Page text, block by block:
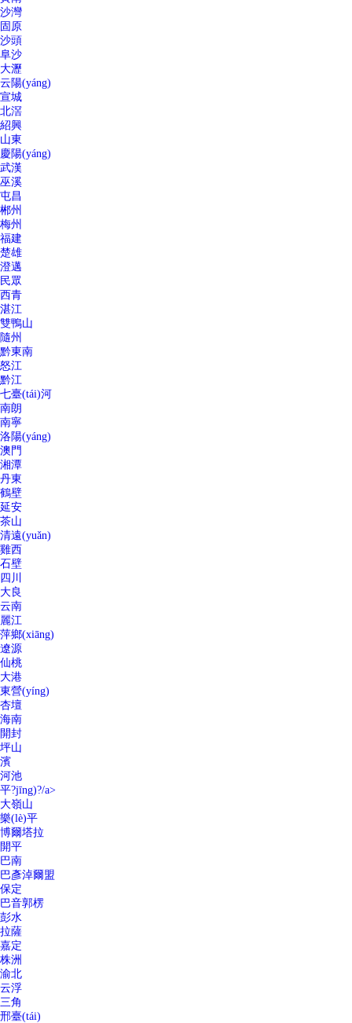
沙灣
固原
沙頭
阜沙
大瀝
云陽(yáng)
宣城
北滘
紹興
山東
慶陽(yáng)
武漢
巫溪
屯昌
郴州
梅州
福建
楚雄
澄邁
民眾
西青
湛江
雙鴨山
隨州
黔東南
怒江
黔江
七臺(tái)河
南朗
南寧
洛陽(yáng)
澳門
湘潭
丹東
鶴壁
延安
茶山
清遠(yuǎn)
雞西
石壁
四川
大良
云南
麗江
萍鄉(xiāng)
遼源
仙桃
大港
東營(yíng)
杏壇
海南
開封
坪山
濱
河池
平?jīng)?/a>
大嶺山
樂(lè)平
博爾塔拉
開平
巴南
巴彥淖爾盟
保定
巴音郭楞
彭水
拉薩
嘉定
株洲
渝北
云浮
三角
邢臺(tái)